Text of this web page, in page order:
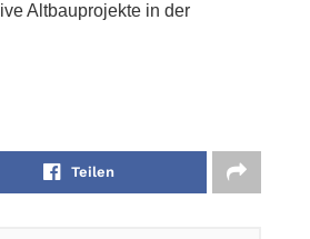
Altbauprojekte in der
Teilen